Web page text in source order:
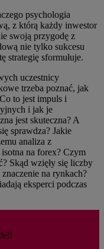
psychologia
z którą każdy inwestor
swoją przygodę z
nie tylko sukcesu
strategię sformułuje.
uczestnicy
trzeba poznać, jak
to jest impuls i
i jak je
jest skuteczna? A
sprawdza? Jakie
analiza z
na forex? Czym
Skąd wzięły się liczby
na rynkach?
eksperci podczas